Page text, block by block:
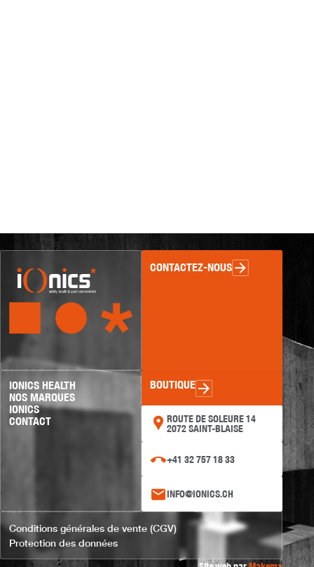
CONTACTEZ-NOUS
IONICS HEALTH
NOS MARQUES
IONICS
CONTACT
BOUTIQUE
ROUTE DE SOLEURE 14
2072 SAINT-BLAISE
+41 32 757 18 33
INFO@IONICS.CH
Conditions générales de vente (CGV)
Protection des données